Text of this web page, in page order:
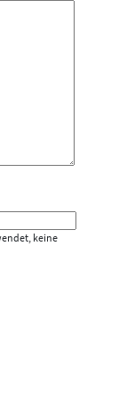
keine